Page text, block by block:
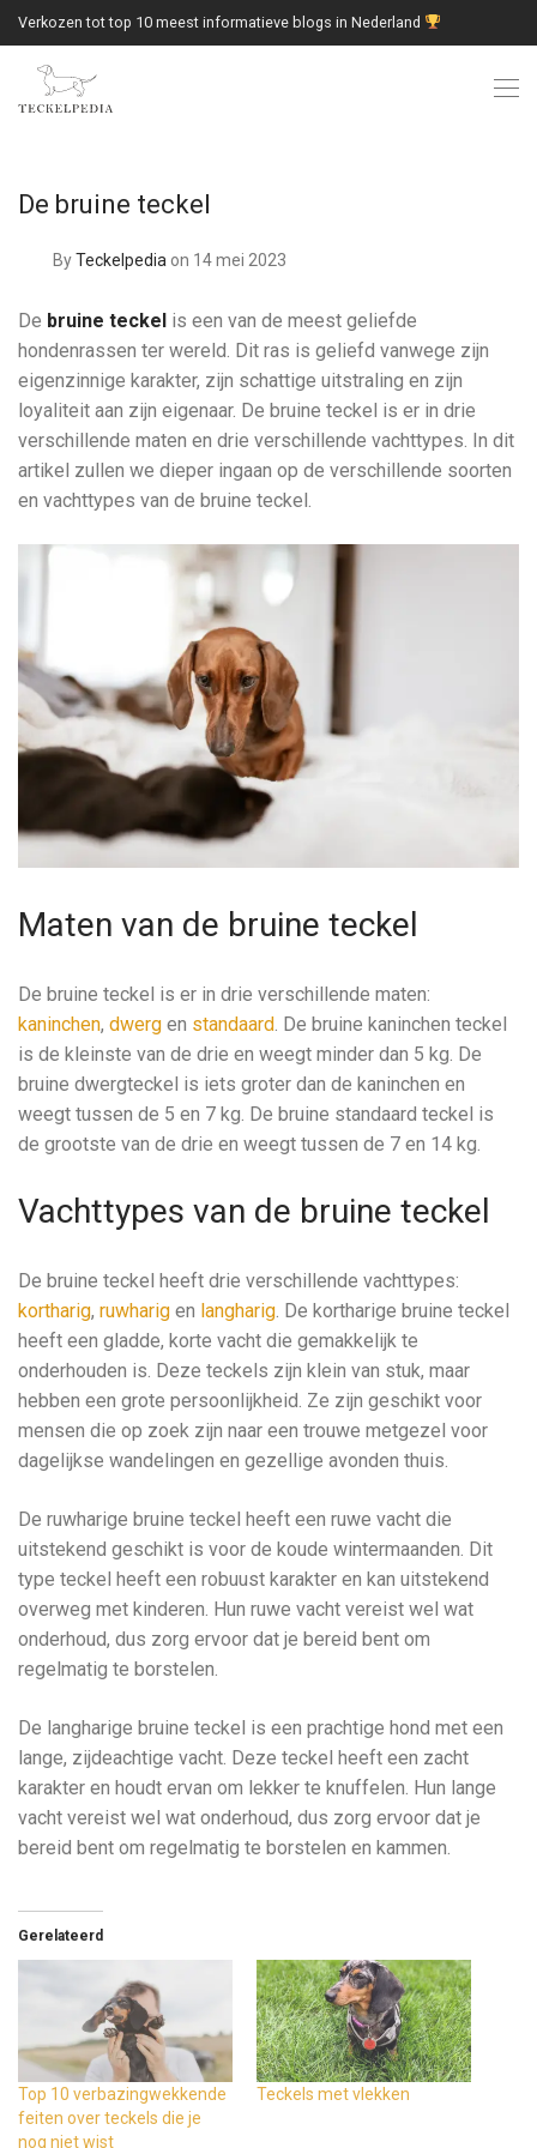
Verkozen tot top 10 meest informatieve blogs in Nederland
De bruine teckel
ByTeckelpedia on 14 mei 2023
De bruine teckel is een van de meest geliefde
hondenrassen ter wereld. Dit ras is geliefd vanwege zijn
eigenzinnige karakter, zijn schattige uitstraling en zijn
loyaliteit aan zijn eigenaar. De bruine teckel is er in drie
verschillende maten en drie verschillende vachttypes. In dit
artikel zullen we dieper ingaan op de verschillende soorten
en vachttypes van de bruine teckel.
Maten van de bruine teckel
De bruine teckel is er in drie verschillende maten:
kaninchen, dwerg en standaard . De bruine kaninchen teckel
is de kleinste van de drie en weegt minder dan 5 kg. De
bruine dwergteckel is iets groter dan de kaninchen en
weegt tussen de 5 en 7 kg. De bruine standaard teckel is
de grootste van de drie en weegt tussen de 7 en 14 kg.
Vachttypes van de bruine teckel
De bruine teckel heeft drie verschillende vachttypes:
kortharig, ruwharig en langharig . De kortharige bruine teckel
heeft een gladde, korte vacht die gemakkelijk te
onderhouden is. Deze teckels zijn klein van stuk, maar
hebben een grote persoonlijkheid. Ze zijn geschikt voor
mensen die op zoek zijn naar een trouwe metgezel voor
dagelijkse wandelingen en gezellige avonden thuis.
De ruwharige bruine teckel heeft een ruwe vacht die
uitstekend geschikt is voor de koude wintermaanden. Dit
type teckel heeft een robuust karakter en kan uitstekend
overweg met kinderen. Hun ruwe vacht vereist wel wat
onderhoud, dus zorg ervoor dat je bereid bent om
regelmatig te borstelen.
De langharige bruine teckel is een prachtige hond met een
lange, zijdeachtige vacht. Deze teckel heeft een zacht
karakter en houdt ervan om lekker te knuffelen. Hun lange
vacht vereist wel wat onderhoud, dus zorg ervoor dat je
bereid bent om regelmatig te borstelen en kammen.
Gerelateerd
Top 10 verbazingwekkende
feiten over teckels die je
nog niet wist
Teckels met vlekken